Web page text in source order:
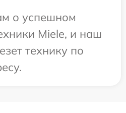
о успешном
Miele, и наш
технику по